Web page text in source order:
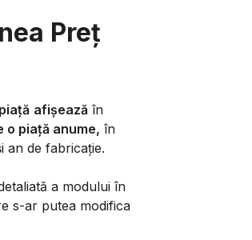
Preț
afișează în
o piață anume, în
an de fabricație.
a modului în
s-ar putea modifica